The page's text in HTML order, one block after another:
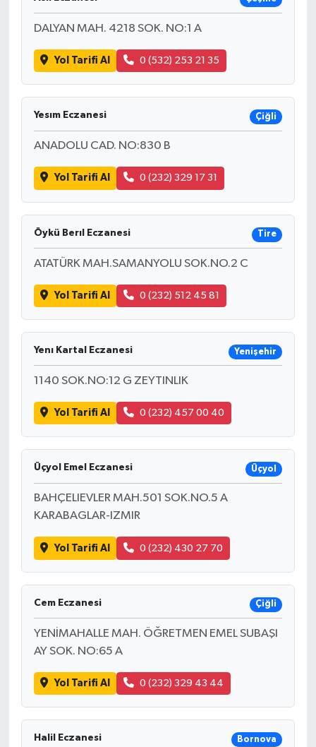
DALYAN MAH. 4218 SOK. NO:1 A
Yol Tarifi Al 0 (532) 253 21 35
Yesım Eczanesi Çiğli
ANADOLU CAD. NO:830 B
Yol Tarifi Al 0 (232) 329 17 31
Öykü Berıl Eczanesi Tire
ATATÜRK MAH.SAMANYOLU SOK.NO.2 C
Yol Tarifi Al 0 (232) 512 45 81
Yenı Kartal Eczanesi Yenişehir
1140 SOK.NO:12 G ZEYTINLIK
Yol Tarifi Al 0 (232) 457 00 40
Üçyol Emel Eczanesi Üçyol
BAHÇELIEVLER MAH.501 SOK.NO.5 A
KARABAGLAR-IZMIR
Yol Tarifi Al 0 (232) 430 27 70
Cem Eczanesi Çiğli
YENİMAHALLE MAH. ÖĞRETMEN EMEL SUBAŞI
AY SOK. NO:65 A
Yol Tarifi Al 0 (232) 329 43 44
Halil Eczanesi Bornova